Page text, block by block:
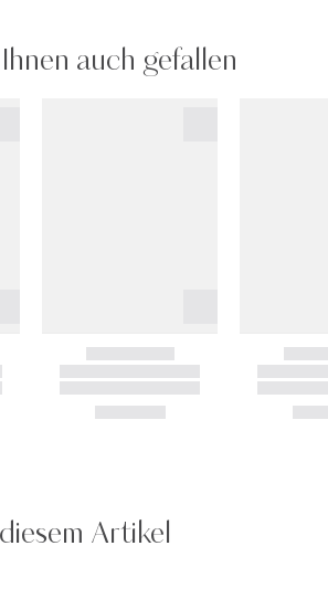
auch gefallen
Artikel